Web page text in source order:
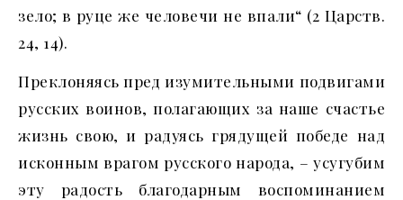
зело; в руце же человечи не впали“ (2 Царств.
24, 14).
Преклоняясь пред изумительными подвигами
русских воинов, полагающих за наше счастье
жизнь свою, и радуясь грядущей победе над
исконным врагом русского народа, – усугубим
эту радость благодарным воспоминанием